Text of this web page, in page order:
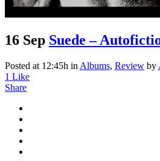
16 Sep Suede –
Posted at 12:45h in Albums, Review by
1 Like
Share